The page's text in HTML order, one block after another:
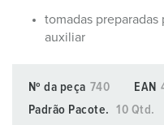
tomadas
auxiliar
Nº da peça 740 EAN
Padrão Pacote.
10 Qtd.